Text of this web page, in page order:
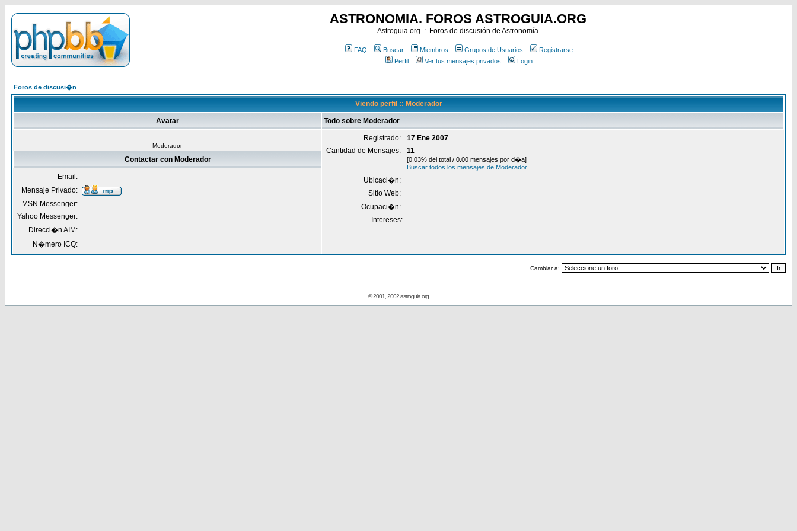
ASTRONOMIA. FOROS ASTROGUIA.ORG
Astroguia.org .:. Foros de discusión de Astronomía
FAQ Buscar Miembros Grupos de Usuarios
Registrarse
Perfil
Ver tus mensajes privados Login
Foros de discusi�n
Viendo perfil :: Moderador
Avatar Todo sobre Moderador
Moderador
Registrado:
17 Ene 2007
Cantidad de Mensajes:
11
[0.03% del total / 0.00 mensajes por d�a]
Buscar todos los mensajes de Moderador
Ubicaci�n:
Sitio Web:
Ocupaci�n:
Intereses:
Contactar con Moderador
Email:
Mensaje Privado:
MSN Messenger:
Yahoo Messenger:
Direcci�n AIM:
N�mero ICQ:
Cambiar a:
© 2001, 2002 astroguia.org